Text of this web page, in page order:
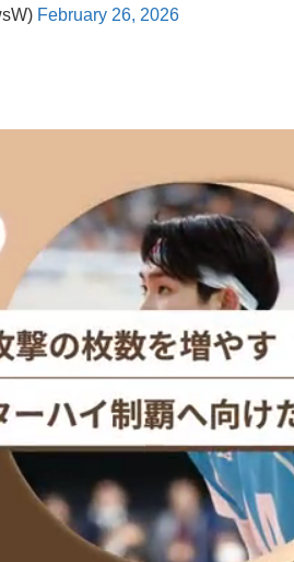
February 26, 2026